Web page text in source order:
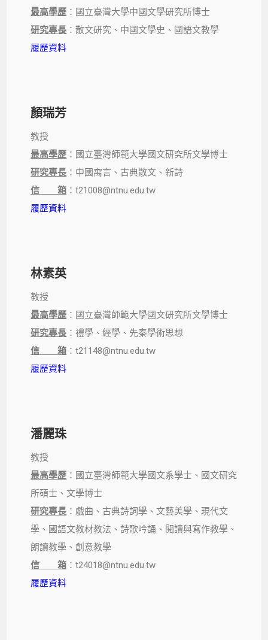
最高學歷 ：國立臺灣大學中國文學研究所博士
研究專長 ：散文研究、中國文學史、國語文教學
履歷資料
顏瑞芳
教授
最高學歷 ：國立臺灣師範大學國文研究所文學博士
研究專長 ：中國寓言、古典散文、新詩
信 箱 ：t21008@ntnu.edu.tw
履歷資料
林素英
教授
最高學歷 ：國立臺灣師範大學國文研究所文學博士
研究專長 ：禮學、經學、先秦學術思想
信 箱 ：t21148@ntnu.edu.tw
履歷資料
潘麗珠
教授
最高學歷 ：國立臺灣師範大學國文系學士、國文研究
所碩士、文學博士
研究專長 ：戲曲、古典詩詞學、文藝美學、現代文
學、國語文教材教法、詩歌吟誦、閱讀與寫作教學、
朗讀教學、創意教學
信 箱 ：t24018@ntnu.edu.tw
履歷資料